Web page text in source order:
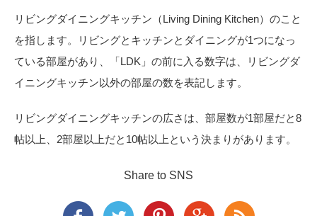
リビングダイニングキッチン（Living Dining Kitchen）のこと
を指します。リビングとキッチンとダイニングが1つになっ
ている部屋があり、「LDK」の前に入る数字は、リビングダ
イニングキッチン以外の部屋の数を表記します。
リビングダイニングキッチンの広さは、部屋数が1部屋だと8
帖以上、2部屋以上だと10帖以上という決まりがあります。
Share to SNS